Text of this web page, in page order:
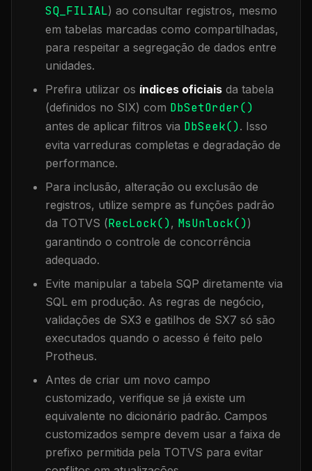
SQ_FILIAL) ao consultar registros, mesmo
em tabelas marcadas como compartilhadas,
para respeitar a segregação de dados entre
unidades.
Prefira utilizar os índices oficiais da tabela
(definidos no SIX) com DbSetOrder()
antes de aplicar filtros via DbSeek(). Isso
evita varreduras completas e degradação de
performance.
Para inclusão, alteração ou exclusão de
registros, utilize sempre as funções padrão
da TOTVS (RecLock(), MsUnlock())
garantindo o controle de concorrência
adequado.
Evite manipular a tabela SQP diretamente via
SQL em produção. As regras de negócio,
validações de SX3 e gatilhos de SX7 só são
executados quando o acesso é feito pelo
Protheus.
Antes de criar um novo campo
customizado, verifique se já existe um
equivalente no dicionário padrão. Campos
customizados sempre devem usar a faixa de
prefixo permitida pela TOTVS para evitar